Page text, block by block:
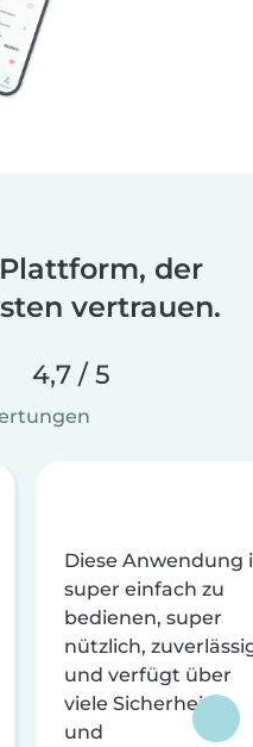
der
vertrauen.
4,7 / 5
Diese Anwendung
super einfach zu
bedienen, super
nützlich,
und verfügt über
viele Sicherheits-
und